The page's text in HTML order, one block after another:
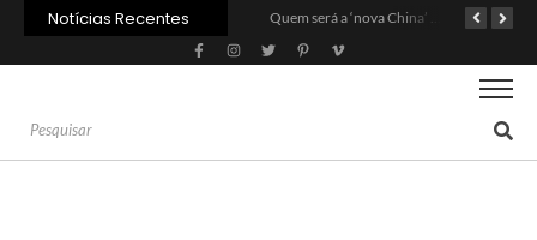
Notícias Recentes Quem será a ‘nova China’ do agro quando o apetite de Pequim acabar?